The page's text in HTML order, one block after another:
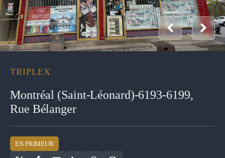
TRIPLEX
Montréal (Saint-Léonard)-6193-6199,
Rue Bélanger
EN PRIMEUR